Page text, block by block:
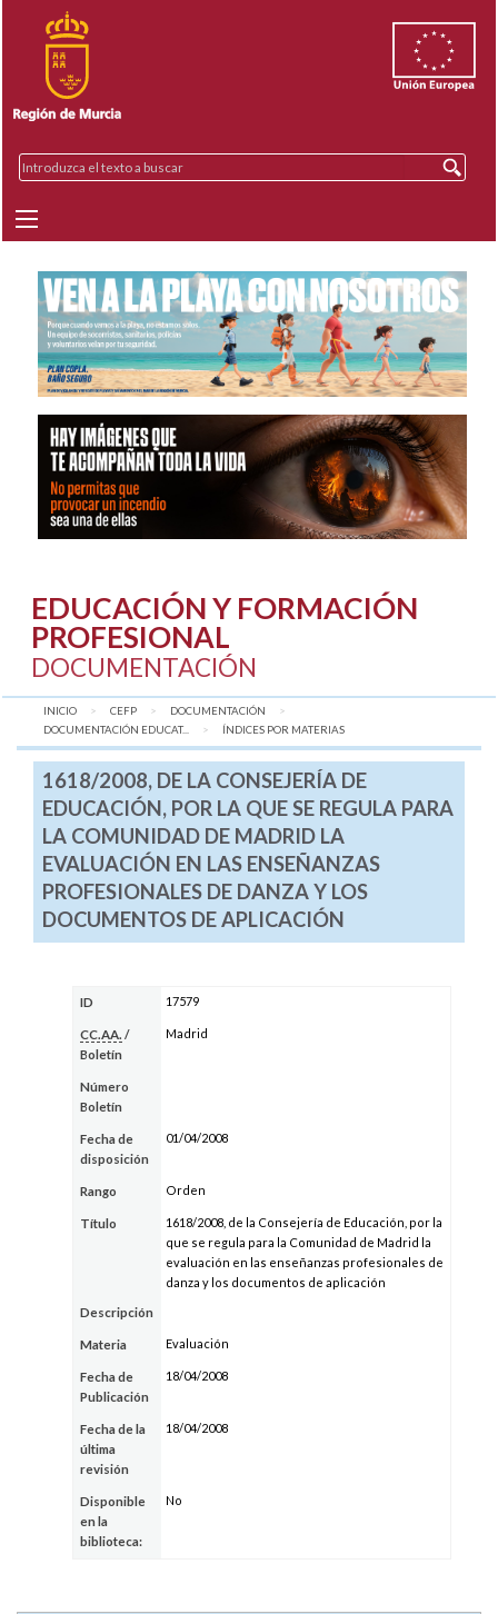
EDUCACIÓN Y FORMACIÓN
PROFESIONAL
DOCUMENTACIÓN
INICIO CEFP
DOCUMENTACIÓN
DOCUMENTACIÓN EDUCAT...
AQUÍ:
ÍNDICES POR MATERIAS
1618/2008, DE LA CONSEJERÍA DE
EDUCACIÓN, POR LA QUE SE REGULA PARA
LA COMUNIDAD DE MADRID LA
EVALUACIÓN EN LAS ENSEÑANZAS
PROFESIONALES DE DANZA Y LOS
DOCUMENTOS DE APLICACIÓN
ID 17579
CC.AA. /
Boletín
Madrid
Número
Boletín
Fecha de
disposición
01/04/2008
Rango Orden
Título
1618/2008, de la Consejería de Educación, por la
que se regula para la Comunidad de Madrid la
evaluación en las enseñanzas profesionales de
danza y los documentos de aplicación
Descripción
Materia Evaluación
Fecha de
Publicación
18/04/2008
Fecha de la
última
revisión
18/04/2008
Disponible
en la
biblioteca:
No